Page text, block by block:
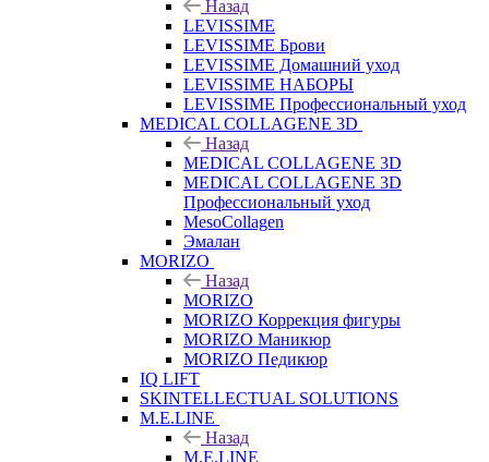
Назад
LEVISSIME
LEVISSIME Брови
LEVISSIME Домашний уход
LEVISSIME НАБОРЫ
LEVISSIME Профессиональный уход
MEDICAL COLLAGENE 3D
Назад
MEDICAL COLLAGENE 3D
MEDICAL COLLAGENE 3D
Профессиональный уход
MesoCollagen
Эмалан
MORIZO
Назад
MORIZO
MORIZO Коррекция фигуры
MORIZO Маникюр
MORIZO Педикюр
IQ LIFT
SKINTELLECTUAL SOLUTIONS
M.E.LINE
Назад
M.E.LINE